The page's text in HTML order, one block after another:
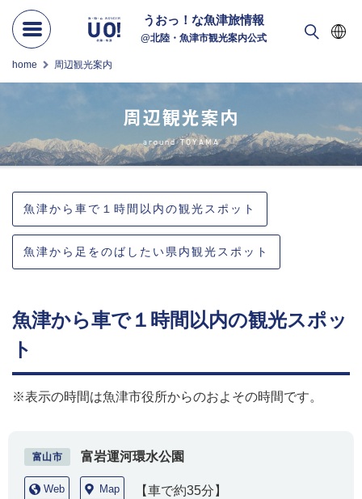
うおっ！な魚津旅情報
@北陸・魚津市観光案内公式
home 周辺観光案内
周辺観光案内
around TOYAMA
魚津から車で１時間以内の観光スポット
魚津から足をのばしたい県内観光スポット
魚津から車で１時間以内の観光スポッ
ト
※表示の時間は魚津市役所からのおよその時間です。
富山市 富岩運河環水公園
Web Map 【車で約35分】